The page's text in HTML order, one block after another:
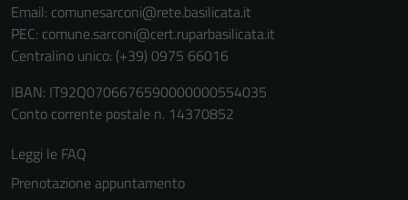
Email: comunesarconi@rete.basilicata.it
PEC: comune.sarconi@cert.ruparbasilicata.it
Centralino unico: (+39) 0975 66016
IBAN: IT92Q0706676590000000554035
Conto corrente postale n. 14370852
Leggi le FAQ
Prenotazione appuntamento